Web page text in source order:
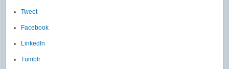
Tweet
Facebook
LinkedIn
Tumblr